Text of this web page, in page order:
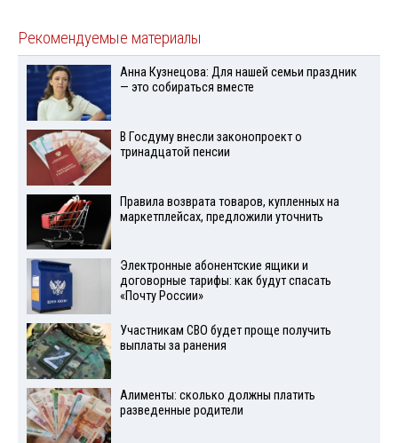
Рекомендуемые материалы
Анна Кузнецова: Для нашей семьи праздник
— это собираться вместе
В Госдуму внесли законопроект о
тринадцатой пенсии
Правила возврата товаров, купленных на
маркетплейсах, предложили уточнить
Электронные абонентские ящики и
договорные тарифы: как будут спасать
«Почту России»
Участникам СВО будет проще получить
выплаты за ранения
Алименты: сколько должны платить
разведенные родители